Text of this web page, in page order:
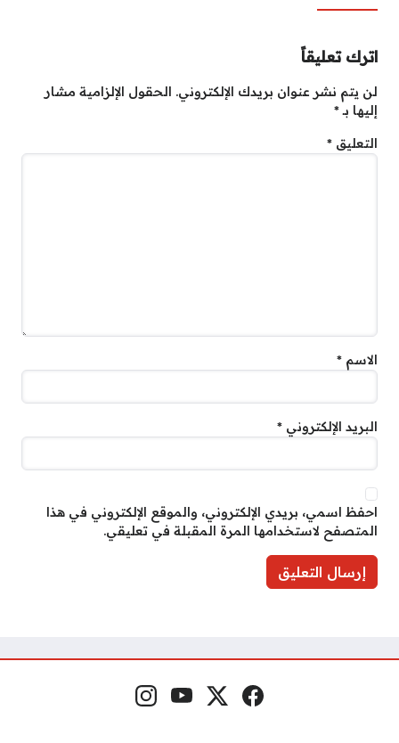
اترك تعليقاً
لن يتم نشر عنوان بريدك الإلكتروني. الحقول الإلزامية مشار
إليها بـ*
التعليق *
الاسم *
البريد الإلكتروني *
احفظ اسمي، بريدي الإلكتروني، والموقع الإلكتروني في هذا
المتصفح لاستخدامها المرة المقبلة في تعليقي.
مواقع التواصل فيسبوكمنصة إكس
يوتيوبإنستغرام